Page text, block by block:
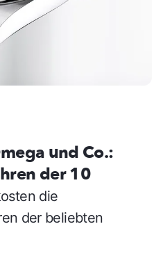
und Co.:
der 10
die
der beliebten